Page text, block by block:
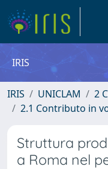
IRIS
IRIS UNICLAM
2
2.1 Contributo in
Struttura
a Roma nel